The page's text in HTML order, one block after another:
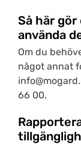
Så här
använda
Om du
något annat
66 00.